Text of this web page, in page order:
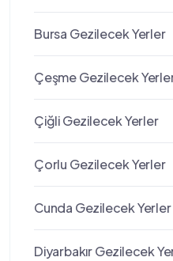
Bursa Gezilecek Yerler
Çeşme Gezilecek
Çiğli Gezilecek Yerler
Çorlu Gezilecek Yerler
Cunda Gezilecek Yerler
Diyarbakır Gezilecek